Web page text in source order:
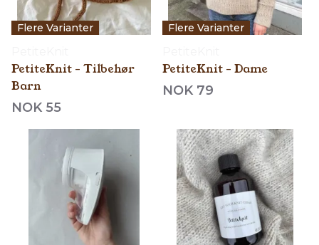
Flere Varianter
PetiteKnit - Tilbehør
Barn
NOK 55
Flere Varianter
PetiteKnit - Dame
NOK 79